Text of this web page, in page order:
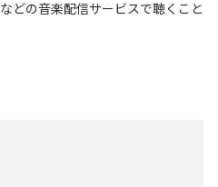
などの音楽配信サービスで聴くこと